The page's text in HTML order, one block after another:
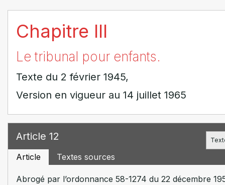
Chapitre III
Le tribunal pour enfants.
Texte du 2 février 1945,
Version en vigueur au 14 juillet 1965
Article 12
Article Textes sources
Abrogé par l’ordonnance 58-1274 du 22 décembre